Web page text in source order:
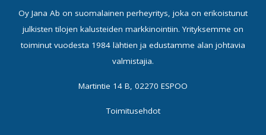
Oy Jana Ab on suomalainen perheyritys, joka on erikoistunut
julkisten tilojen kalusteiden markkinointiin. Yrityksemme on
toiminut vuodesta 1984 lähtien ja edustamme alan johtavia
valmistajia.
Martintie 14 B, 02270 ESPOO
Toimitusehdot